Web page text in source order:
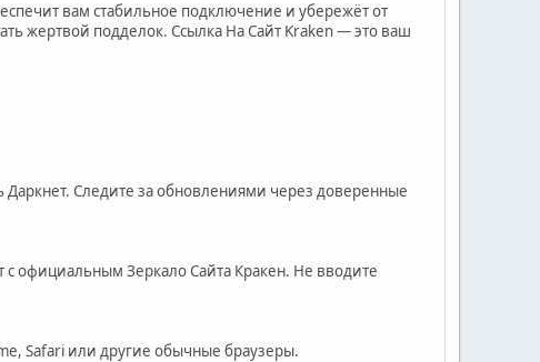
вам стабильное подключение и убережёт от
жертвой подделок. Ссылка На Сайт Kraken — это ваш
Даркнет. Следите за обновлениями через доверенные
с официальным Зеркало Сайта Кракен. Не вводите
Safari или другие обычные браузеры.